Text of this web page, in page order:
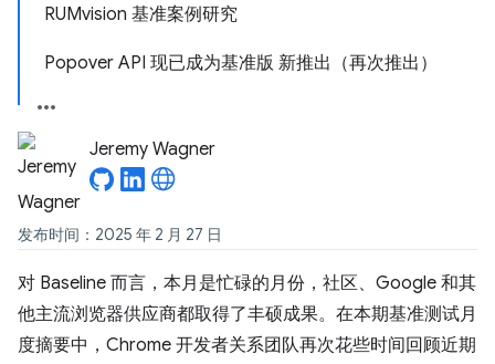
RUMvision 基准案例研究
Popover API 现已成为基准版 新推出（再次推出）
Jeremy Wagner
发布时间：2025 年 2 月 27 日
对 Baseline 而言，本月是忙碌的月份，社区、Google 和其
他主流浏览器供应商都取得了丰硕成果。在本期基准测试月
度摘要中，Chrome 开发者关系团队再次花些时间回顾近期